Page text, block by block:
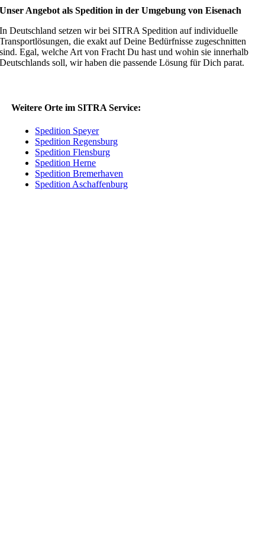
Unser Angebot als Spedition in der Umgebung von Eisenach
In Deutschland setzen wir bei SITRA Spedition auf individuelle
Transportlösungen, die exakt auf Deine Bedürfnisse zugeschnitten
sind. Egal, welche Art von Fracht Du hast und wohin sie innerhalb
Deutschlands soll, wir haben die passende Lösung für Dich parat.
Weitere Orte im SITRA Service:
Spedition Speyer
Spedition Regensburg
Spedition Flensburg
Spedition Herne
Spedition Bremerhaven
Spedition Aschaffenburg